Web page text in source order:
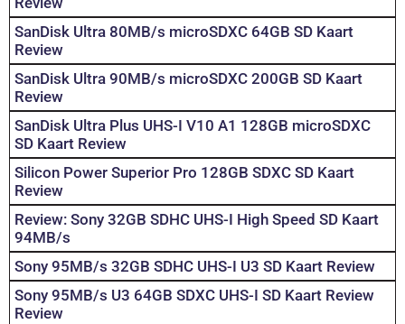
SanDisk Ultra 80MB/s microSDXC 64GB SD Kaart
Review
SanDisk Ultra 90MB/s microSDXC 200GB SD Kaart
Review
SanDisk Ultra Plus UHS-I V10 A1 128GB microSDXC
SD Kaart Review
Silicon Power Superior Pro 128GB SDXC SD Kaart
Review
Review: Sony 32GB SDHC UHS-I High Speed SD Kaart
94MB/s
Sony 95MB/s 32GB SDHC UHS-I U3 SD Kaart Review
Sony 95MB/s U3 64GB SDXC UHS-I SD Kaart Review
Review